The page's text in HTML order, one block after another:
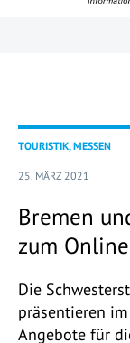
TOURISTIK, MESSEN
25. MÄRZ 2021
Bremen
zum
Die
präsentieren
Angebote für